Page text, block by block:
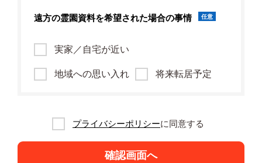
遠方の霊園資料を希望された場合の事情 任意
実家／自宅が近い
地域への思い入れ 将来転居予定
プライバシーポリシーに同意する
確認画面へ